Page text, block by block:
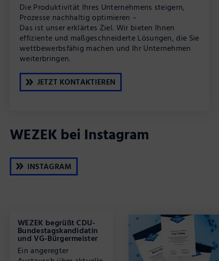
Die Produktivität Ihres Unternehmens steigern,
Prozesse nachhaltig optimieren –
Das ist unser erklärtes Ziel. Wir bieten Ihnen
effiziente und maßgeschneiderte Lösungen, die Sie
wettbewerbsfähig machen und Ihr Unternehmen
weiterbringen.
JETZT KONTAKTIEREN
WEZEK bei Instagram
INSTAGRAM
WEZEK begrüßt CDU-
Bundestagskandidatin
und VG-Bürgermeister
Ein angeregter